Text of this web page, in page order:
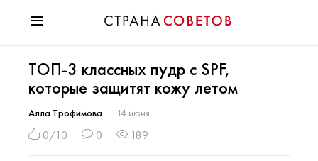
Мода
Звезды
Гороскопы
Здоровье
ТОП-3 классных пудр с SPF,
которые защитят кожу летом
Алла Трофимова 14 июня
0/10 0 189